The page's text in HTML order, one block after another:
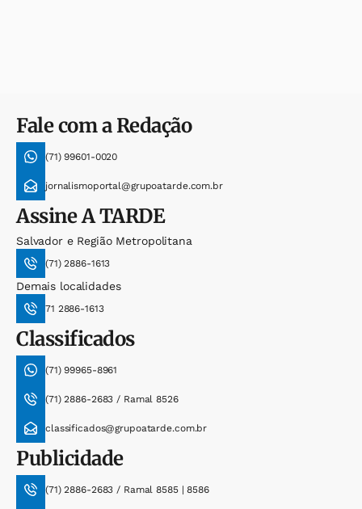
Fale com a Redação
(71) 99601-0020
jornalismoportal@grupoatarde.com.br
AssineA TARDE
Salvador e Região Metropolitana
(71) 2886-1613
Demais localidades
71 2886-1613
Classificados
(71) 99965-8961
(71) 2886-2683 / Ramal 8526
classificados@grupoatarde.com.br
Publicidade
(71) 2886-2683 / Ramal 8585 | 8586